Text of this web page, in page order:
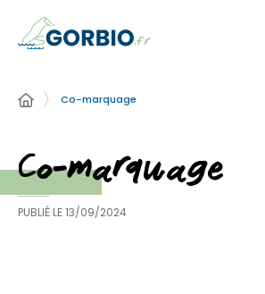
Co-marquage
Co-marquage
PUBLIÉ LE13/09/2024